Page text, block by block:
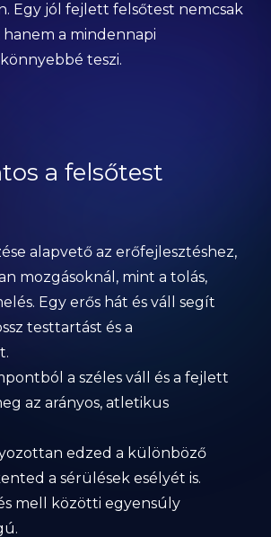
Egy jól fejlett felsőtest nemcsak
hanem a mindennapi
teszi.
a felsőtest
alapvető az erőfejlesztéshez,
mozgásoknál, mint a tolás,
Egy erős hát és váll segít
testtartást és a
a széles váll és a fejlett
az arányos, atletikus
edzed a különböző
a sérülések esélyét is.
mell közötti egyensúly